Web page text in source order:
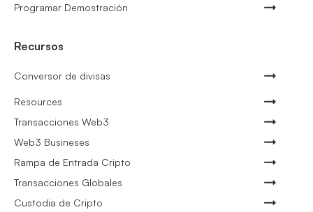
Programar Demostración
Recursos
Conversor de divisas
Resources
Transacciones Web3
Web3 Busineses
Rampa de Entrada Cripto
Transacciones Globales
Custodia de Cripto